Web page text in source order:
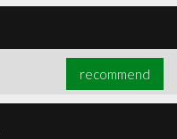
recommend